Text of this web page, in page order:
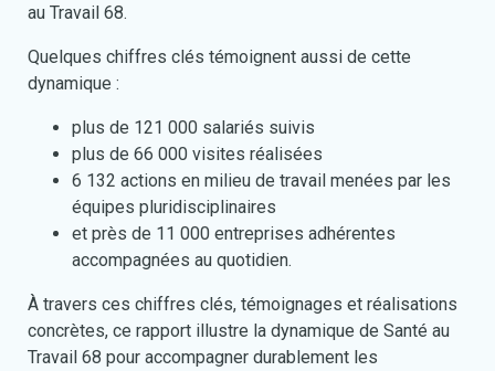
au Travail 68.
Quelques chiffres clés témoignent aussi de cette
dynamique :
plus de 121 000 salariés suivis
plus de 66 000 visites réalisées
6 132 actions en milieu de travail menées par les
équipes pluridisciplinaires
et près de 11 000 entreprises adhérentes
accompagnées au quotidien.
À travers ces chiffres clés, témoignages et réalisations
concrètes, ce rapport illustre la dynamique de Santé au
Travail 68 pour accompagner durablement les